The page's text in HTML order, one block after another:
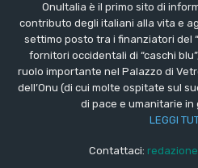
OnuItalia è il primo sito di
contributo degli italiani alla vita e
settimo posto tra i finanziatori del
fornitori occidentali di “caschi
ruolo importante nel Palazzo di
dell’Onu (di cui molte ospitate sul
di pace e umanitarie in
LEGGI
Contattaci: